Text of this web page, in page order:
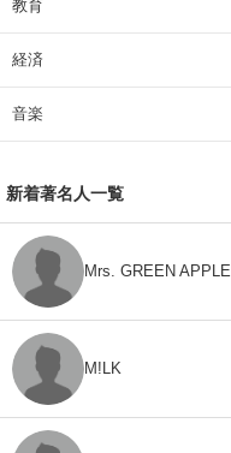
教育
経済
音楽
新着著名人一覧
Mrs. GREEN APPLE
M!LK